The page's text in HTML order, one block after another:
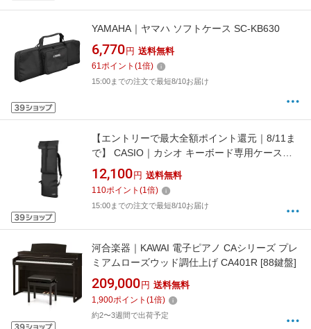
YAMAHA｜ヤマハ ソフトケース SC-KB630
6,770 円 送料無料
61ポイント (1倍)
15:00までの注文で最短8/10お届け
【エントリーで最大全額ポイント還元｜8/11ま
で】 CASIO｜カシオ キーボード専用ケース
SC-650B
12,100 円 送料無料
110ポイント (1倍)
15:00までの注文で最短8/10お届け
河合楽器｜KAWAI 電子ピアノ CAシリーズ プレ
ミアムローズウッド調仕上げ CA401R [88鍵盤]
209,000 円 送料無料
1,900ポイント (1倍)
約2〜3週間で出荷予定